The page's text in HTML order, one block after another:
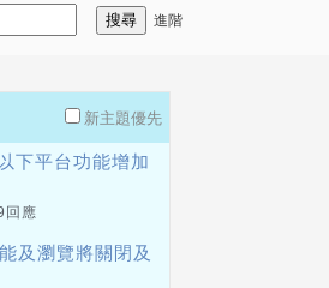
進階
新主題優先
下平台功能增加
回應
及瀏覽將關閉及